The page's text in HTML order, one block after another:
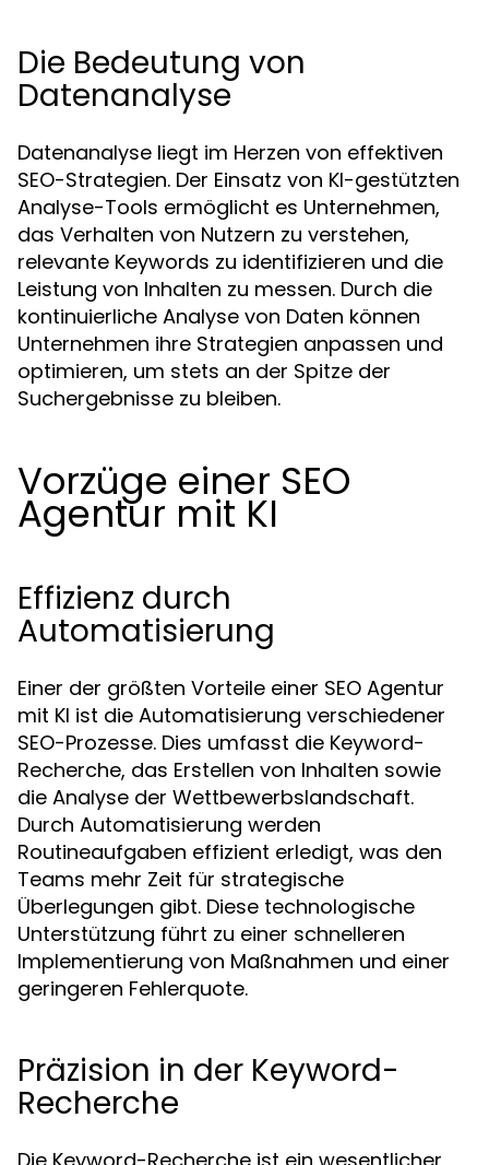
Die Bedeutung von
Datenanalyse
Datenanalyse liegt im Herzen von effektiven
SEO-Strategien. Der Einsatz von KI-gestützten
Analyse-Tools ermöglicht es Unternehmen,
das Verhalten von Nutzern zu verstehen,
relevante Keywords zu identifizieren und die
Leistung von Inhalten zu messen. Durch die
kontinuierliche Analyse von Daten können
Unternehmen ihre Strategien anpassen und
optimieren, um stets an der Spitze der
Suchergebnisse zu bleiben.
Vorzüge einer SEO
Agentur mit KI
Effizienz durch
Automatisierung
Einer der größten Vorteile einer SEO Agentur
mit KI ist die Automatisierung verschiedener
SEO-Prozesse. Dies umfasst die Keyword-
Recherche, das Erstellen von Inhalten sowie
die Analyse der Wettbewerbslandschaft.
Durch Automatisierung werden
Routineaufgaben effizient erledigt, was den
Teams mehr Zeit für strategische
Überlegungen gibt. Diese technologische
Unterstützung führt zu einer schnelleren
Implementierung von Maßnahmen und einer
geringeren Fehlerquote.
Präzision in der Keyword-
Recherche